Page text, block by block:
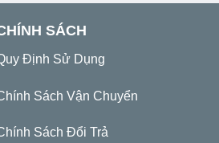
SÁCH
Định Sử Dụng
Sách Vận Chuyển
Sách Đổi Trả